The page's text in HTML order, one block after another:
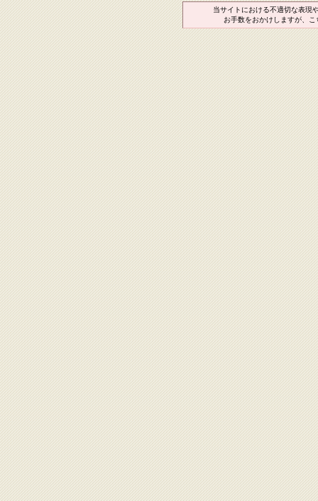
当サイトにおける不適切な表現
お手数をおかけしますが、こ